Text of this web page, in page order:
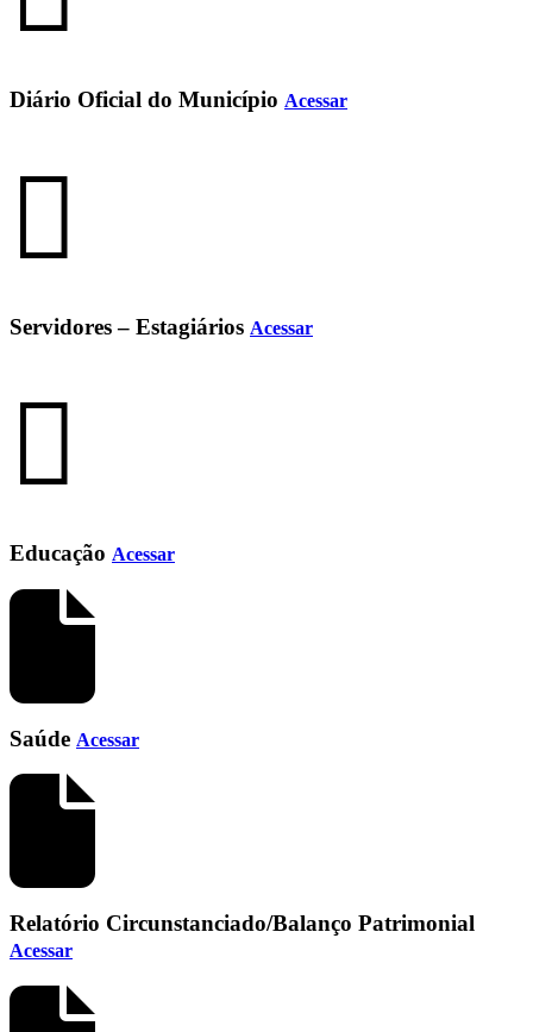
Diário Oficial do Município Acessar
Servidores – Estagiários Acessar
Educação Acessar
Saúde Acessar
Relatório Circunstanciado/Balanço Patrimonial
Acessar